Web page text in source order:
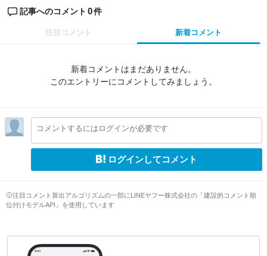
記事へのコメント 0件
注目コメント 新着コメント
新着コメントはまだありません。
このエントリーにコメントしてみましょう。
コメントするにはログインが必要です
ログインしてコメント
注目コメント算出アルゴリズムの一部にLINEヤフー株式会社の「建設的コメント順
位付けモデルAPI」を使用しています